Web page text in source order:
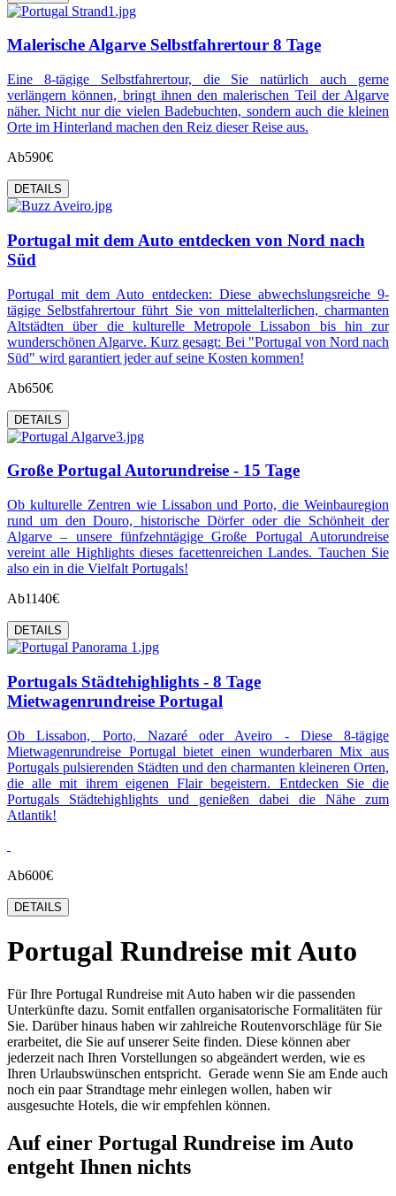
Malerische Algarve Selbstfahrertour 8 Tage
Eine 8-tägige Selbstfahrertour, die Sie natürlich auch gerne
verlängern können, bringt ihnen den malerischen Teil der Algarve
näher. Nicht nur die vielen Badebuchten, sondern auch die kleinen
Orte im Hinterland machen den Reiz dieser Reise aus.
Ab590€
DETAILS
Portugal mit dem Auto entdecken von Nord nach
Süd
Portugal mit dem Auto entdecken: Diese abwechslungsreiche 9-
tägige Selbstfahrertour führt Sie von mittelalterlichen, charmanten
Altstädten über die kulturelle Metropole Lissabon bis hin zur
wunderschönen Algarve. Kurz gesagt: Bei "Portugal von Nord nach
Süd" wird garantiert jeder auf seine Kosten kommen!
Ab650€
DETAILS
Große Portugal Autorundreise - 15 Tage
Ob kulturelle Zentren wie Lissabon und Porto, die Weinbauregion
rund um den Douro, historische Dörfer oder die Schönheit der
Algarve – unsere fünfzehntägige Große Portugal Autorundreise
vereint alle Highlights dieses facettenreichen Landes. Tauchen Sie
also ein in die Vielfalt Portugals!
Ab1140€
DETAILS
Portugals Städtehighlights - 8 Tage
Mietwagenrundreise Portugal
Ob Lissabon, Porto, Nazaré oder Aveiro - Diese 8-tägige
Mietwagenrundreise Portugal bietet einen wunderbaren Mix aus
Portugals pulsierenden Städten und den charmanten kleineren Orten,
die alle mit ihrem eigenen Flair begeistern. Entdecken Sie die
Portugals Städtehighlights und genießen dabei die Nähe zum
Atlantik!
Ab600€
DETAILS
Portugal Rundreise mit Auto
Für Ihre Portugal Rundreise mit Auto haben wir die passenden
Unterkünfte dazu. Somit entfallen organisatorische Formalitäten für
Sie. Darüber hinaus haben wir zahlreiche Routenvorschläge für Sie
erarbeitet, die Sie auf unserer Seite finden. Diese können aber
jederzeit nach Ihren Vorstellungen so abgeändert werden, wie es
Ihren Urlaubswünschen entspricht. Gerade wenn Sie am Ende auch
noch ein paar Strandtage mehr einlegen wollen, haben wir
ausgesuchte Hotels, die wir empfehlen können.
Auf einer Portugal Rundreise im Auto
entgeht Ihnen nichts